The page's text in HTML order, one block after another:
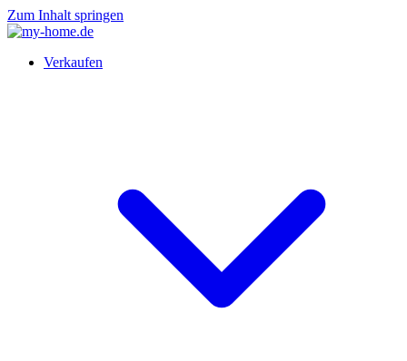
Zum Inhalt springen
Verkaufen